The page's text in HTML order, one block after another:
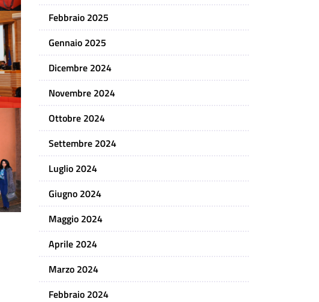
Febbraio 2025
Gennaio 2025
Dicembre 2024
Novembre 2024
Ottobre 2024
Settembre 2024
Luglio 2024
Giugno 2024
Maggio 2024
Aprile 2024
Marzo 2024
Febbraio 2024